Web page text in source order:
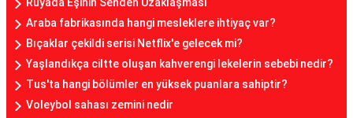
Rüyada Eşinin Senden Uzaklaşması
Araba fabrikasında hangi mesleklere ihtiyaç var?
Bıçaklar çekildi serisi Netflix'e gelecek mi?
Yaşlandıkça ciltte oluşan kahverengi lekelerin sebebi nedir?
Tus'ta hangi bölümler en yüksek puanlara sahiptir?
Voleybol sahası zemini nedir